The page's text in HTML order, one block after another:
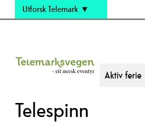
Utforsk Telemark
Aktiv ferie
Telespinn